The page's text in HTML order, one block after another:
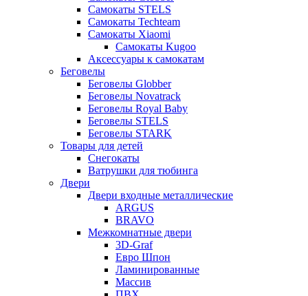
Самокаты STELS
Самокаты Techteam
Самокаты Xiaomi
Самокаты Kugoo
Аксессуары к самокатам
Беговелы
Беговелы Globber
Беговелы Novatrack
Беговелы Royal Baby
Беговелы STELS
Беговелы STARK
Товары для детей
Снегокаты
Ватрушки для тюбинга
Двери
Двери входные металлические
ARGUS
BRAVO
Межкомнатные двери
3D-Graf
Евро Шпон
Ламинированные
Массив